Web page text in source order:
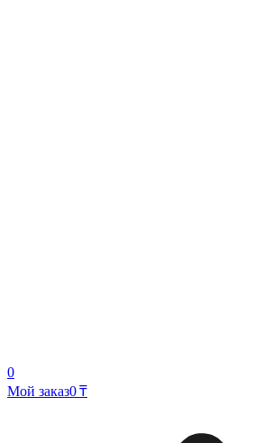
0
Мой заказ0 ₸